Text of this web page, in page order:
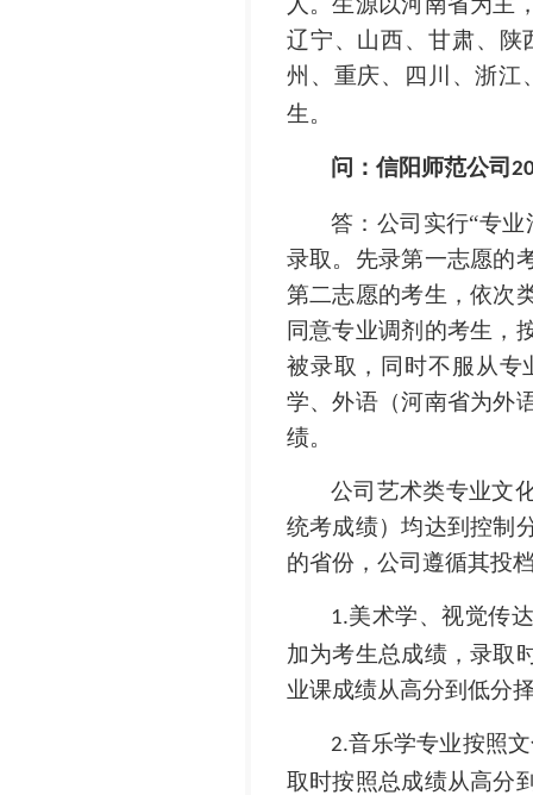
辽宁、山西、甘肃、陕
州、重庆、四川、浙江
生。
问：信阳师范公司
答：公司实行“专
录取。先录第一志愿的
第二志愿的考生，依次
同意专业调剂的考生，
被录取，同时不服从专
学、外语（河南省为外
绩。
公司艺术类专业文
统考成绩）均达到控制
的省份，公司遵循其投
1.美术学、视觉传
加为考生总成绩，录取
业课成绩从高分到低分
2.音乐学专业按照
取时按照总成绩从高分